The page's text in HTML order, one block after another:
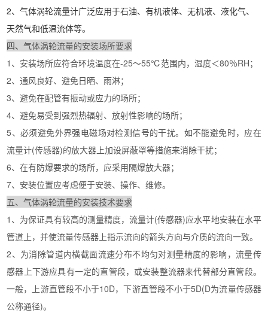
2、气体涡轮流量计广泛应用于石油、有机液体、无机液、液化气、
天然气和低温流体等。
四、气体涡轮流量的安装场所要求
1、安装场所应符合环境温度在-25～55℃范围内，湿度＜80％RH；
2、通风良好、避免日晒、雨淋；
3、避免在配管有振动或应力的场所；
4、避免易受到强烈热辐射、放射性影响的场所；
5、必须避免外界强电磁场对检测信号的干扰。如不能避免时，应在
流量计(传感器)的放大器上加设屏蔽罩等措施来消除干扰；
6、在有防爆要求的场所，应采用隔爆放大器；
7、安装位置应考虑便于安装、操作、维修。
五、气体涡轮流量的安装技术要求
1、为保证具有较高的测量精度，流量计(传感器)应水平地安装在水平
管道上，并使流量传感器上指示流向的箭头方向与介质的流向一致。
2、为消除管道内横截面流速分布不均匀对测量精度的影响，流量传
感器上下游应具有一定的直管段，或安装整流器来代替部分直管段。
一般，上游直管段不小于10D，下游直管段不小于5D(D为流量传感器
公称通径)。